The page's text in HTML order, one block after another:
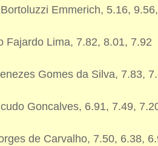
Emmerich, 5.16,
Fajardo Lima, 7.82, 8.01, 7.92
Gomes da Silva, 7.83,
Goncalves, 6.91, 7.49,
de Carvalho, 7.50, 6.38,